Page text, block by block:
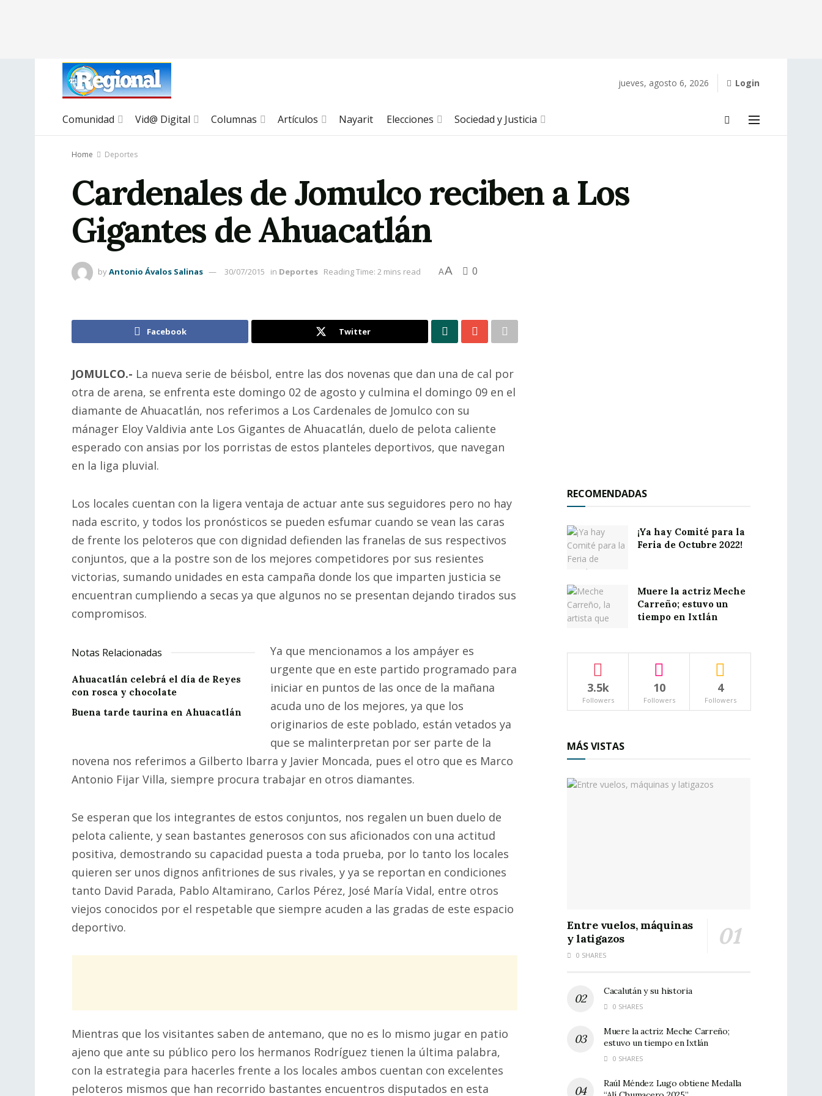
jueves, agosto 6, 2026 Login
Comunidad Vid@ Digital Columnas Artículos Nayarit Elecciones Sociedad y Justicia
Home Deportes
Cardenales de Jomulco reciben a Los
Gigantes de Ahuacatlán
byAntonio Ávalos Salinas 30/07/2015 in Deportes Reading Time: 2 mins read AA 0
Facebook Twitter
JOMULCO.- La nueva serie de béisbol, entre las dos novenas que dan una de cal por
otra de arena, se enfrenta este domingo 02 de agosto y culmina el domingo 09 en el
diamante de Ahuacatlán, nos referimos a Los Cardenales de Jomulco con su
mánager Eloy Valdivia ante Los Gigantes de Ahuacatlán, duelo de pelota caliente
esperado con ansias por los porristas de estos planteles deportivos, que navegan
en la liga pluvial.
Los locales cuentan con la ligera ventaja de actuar ante sus seguidores pero no hay
nada escrito, y todos los pronósticos se pueden esfumar cuando se vean las caras
de frente los peloteros que con dignidad defienden las franelas de sus respectivos
conjuntos, que a la postre son de los mejores competidores por sus resientes
victorias, sumando unidades en esta campaña donde los que imparten justicia se
encuentran cumpliendo a secas ya que algunos no se presentan dejando tirados sus
compromisos.
Notas Relacionadas
Ahuacatlán celebrá el día de Reyes
con rosca y chocolate
Buena tarde taurina en Ahuacatlán
Ya que mencionamos a los ampáyer es
urgente que en este partido programado para
iniciar en puntos de las once de la mañana
acuda uno de los mejores, ya que los
originarios de este poblado, están vetados ya
que se malinterpretan por ser parte de la
novena nos referimos a Gilberto Ibarra y Javier Moncada, pues el otro que es Marco
Antonio Fijar Villa, siempre procura trabajar en otros diamantes.
Se esperan que los integrantes de estos conjuntos, nos regalen un buen duelo de
pelota caliente, y sean bastantes generosos con sus aficionados con una actitud
positiva, demostrando su capacidad puesta a toda prueba, por lo tanto los locales
quieren ser unos dignos anfitriones de sus rivales, y ya se reportan en condiciones
tanto David Parada, Pablo Altamirano, Carlos Pérez, José María Vidal, entre otros
viejos conocidos por el respetable que siempre acuden a las gradas de este espacio
deportivo.
Mientras que los visitantes saben de antemano, que no es lo mismo jugar en patio
ajeno que ante su público pero los hermanos Rodríguez tienen la última palabra,
con la estrategia para hacerles frente a los locales ambos cuentan con excelentes
peloteros mismos que han recorrido bastantes encuentros disputados en esta
RECOMENDADAS
¡Ya hay Comité para la
Feria de Octubre 2022!
Muere la actriz Meche
Carreño; estuvo un
tiempo en Ixtlán
3.5k
Followers
10
Followers
4
Followers
MÁS VISTAS
Entre vuelos, máquinas
y latigazos
0 SHARES
Cacalután y su historia
0 SHARES
Muere la actriz Meche Carreño;
estuvo un tiempo en Ixtlán
0 SHARES
Raúl Méndez Lugo obtiene Medalla